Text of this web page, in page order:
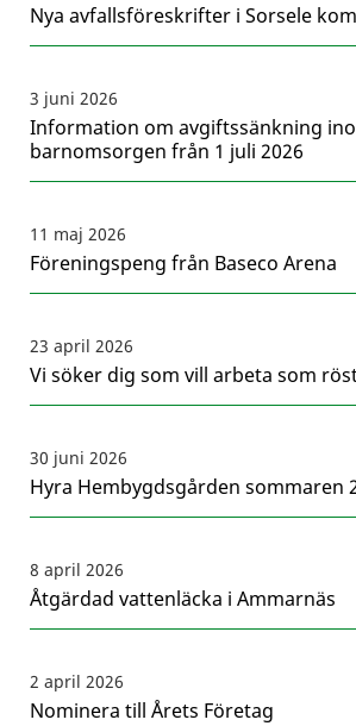
Nya avfallsföreskrifter i Sorsele
3 juni 2026
Information om avgiftssänkning
barnomsorgen från 1 juli 2026
11 maj 2026
Föreningspeng från Baseco Arena
23 april 2026
Vi söker dig som vill arbeta som
30 juni 2026
Hyra Hembygdsgården sommaren
8 april 2026
Åtgärdad vattenläcka i Ammarnäs
2 april 2026
Nominera till Årets Företag